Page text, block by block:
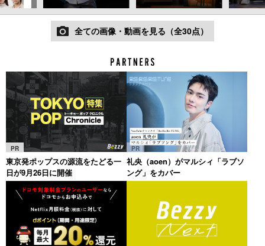
全ての画像・動画を見る（全30点）
PR
東京発ポップスの源流をたどる一
日が9月26日に開催
PR
礼央（aoen）がマルシィ「ラブソ
ング」をカバー